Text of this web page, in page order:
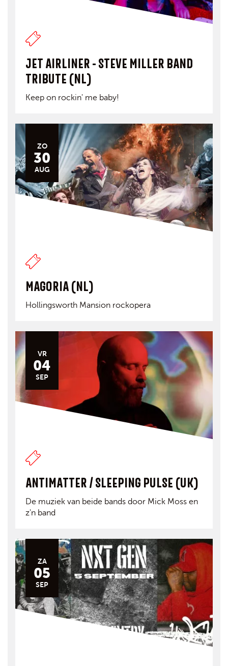
JET AIRLINER - STEVE MILLER BAND
TRIBUTE (NL)
Keep on rockin' me baby!
ZO
30
AUG
MAGORIA (NL)
Hollingsworth Mansion rockopera
VR
04
SEP
ANTIMATTER / SLEEPING PULSE (UK)
De muziek van beide bands door Mick Moss en
z'n band
ZA
05
SEP